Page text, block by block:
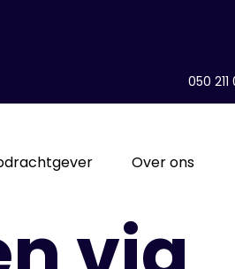
050
Over ons